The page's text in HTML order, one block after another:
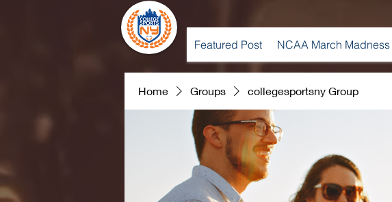
Featured Post NCAA March Madness
Home Groups collegesportsny Group